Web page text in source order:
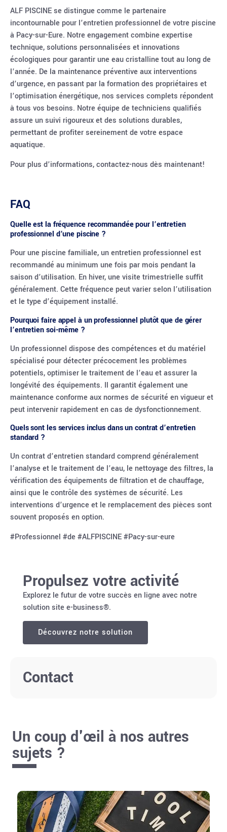
ALF PISCINE se distingue comme le partenaire
incontournable pour l’entretien professionnel de votre piscine
à Pacy-sur-Eure. Notre engagement combine expertise
technique, solutions personnalisées et innovations
écologiques pour garantir une eau cristalline tout au long de
l’année. De la maintenance préventive aux interventions
d’urgence, en passant par la formation des propriétaires et
l’optimisation énergétique, nos services complets répondent
à tous vos besoins. Notre équipe de techniciens qualifiés
assure un suivi rigoureux et des solutions durables,
permettant de profiter sereinement de votre espace
aquatique.
Pour plus d’informations,contactez-nous dès maintenant!
FAQ
Quelle est la fréquence recommandée pour l’entretien
professionnel d’une piscine ?
Pour une piscine familiale, un entretien professionnel est
recommandé au minimum une fois par mois pendant la
saison d’utilisation. En hiver, une visite trimestrielle suffit
généralement. Cette fréquence peut varier selon l’utilisation
et le type d’équipement installé.
Pourquoi faire appel à un professionnel plutôt que de gérer
l’entretien soi-même ?
Un professionnel dispose des compétences et du matériel
spécialisé pour détecter précocement les problèmes
potentiels, optimiser le traitement de l’eau et assurer la
longévité des équipements. Il garantit également une
maintenance conforme aux normes de sécurité en vigueur et
peut intervenir rapidement en cas de dysfonctionnement.
Quels sont les services inclus dans un contrat d’entretien
standard ?
Un contrat d’entretien standard comprend généralement
l’analyse et le traitement de l’eau, le nettoyage des filtres, la
vérification des équipements de filtration et de chauffage,
ainsi que le contrôle des systèmes de sécurité. Les
interventions d’urgence et le remplacement des pièces sont
souvent proposés en option.
#Professionnel #de #ALFPISCINE #Pacy-sur-eure
Propulsez votre activité
Explorez le futur de votre succès en ligne avec notre
solution site e-business®.
Découvrez notre solution
Contact
Un coup d'œil à nos autres
sujets ?